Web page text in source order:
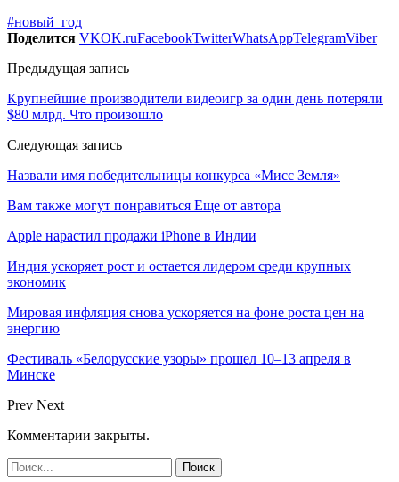
#новый_год
Поделится VKOK.ruFacebookTwitterWhatsAppTelegramViber
Предыдущая запись
Крупнейшие производители видеоигр за один день потеряли
$80 млрд. Что произошло
Следующая запись
Назвали имя победительницы конкурса «Мисс Земля»
Вам также могут понравиться Еще от автора
Apple нарастил продажи iPhone в Индии
Индия ускоряет рост и остается лидером среди крупных
экономик
Мировая инфляция снова ускоряется на фоне роста цен на
энергию
Фестиваль «Белорусские узоры» прошел 10–13 апреля в
Минске
Prev Next
Комментарии закрыты.